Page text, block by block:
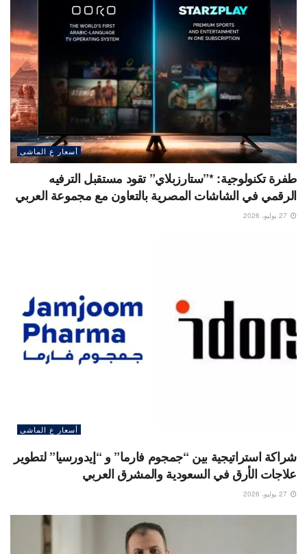
أسعار ع الماشى
طفرة تكنولوجية: *”ستارزبلاي” تقود مستقبل الترفيه
الرقمي في الشاشات المصرية بالتعاون مع مجموعة العربي
أسعار ع الماشى
شراكة استراتيجية بين “جمجوم فارما” و “إيدورسيا” لتطوير
علاجات الأرق في السعودية والمشرق العربي